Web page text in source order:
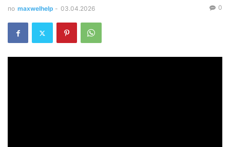
по maxwelhelp - 03.04.2026 0